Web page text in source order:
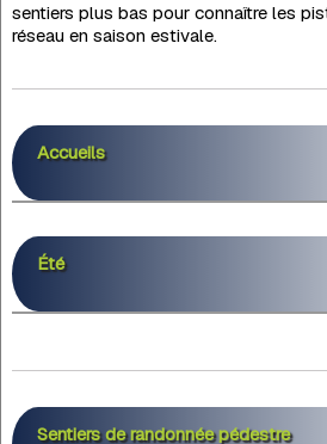
sentiers plus bas pour connaître les
réseau en saison estivale.
Accueils
Été
Sentiers de randonnée pédestre